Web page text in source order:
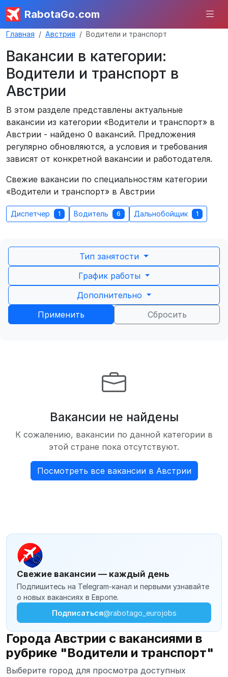
RabotaGo.com
Главная Австрия Водители и транспорт
Вакансии в категории:
Водители и транспорт в
Австрии
В этом разделе представлены актуальные
вакансии из категории «Водители и транспорт» в
Австрии - найдено 0 вакансий. Предложения
регулярно обновляются, а условия и требования
зависят от конкретной вакансии и работодателя.
Свежие вакансии по специальностям категории
«Водители и транспорт» в Австрии
Диспетчер 1 Водитель 6 Дальнобойщик 1
Тип занятости
График работы
Дополнительно
Применить
Сбросить
Вакансии не найдены
К сожалению, вакансии по данной категории в
этой стране пока отсутствуют.
Посмотреть все вакансии в Австрии
Свежие вакансии — каждый день
Подпишитесь на Telegram-канал и первыми узнавайте
о новых вакансиях в Европе.
Подписаться@rabotago_eurojobs
Города Австрии с вакансиями в
рубрике "Водители и транспорт"
Выберите город для просмотра доступных